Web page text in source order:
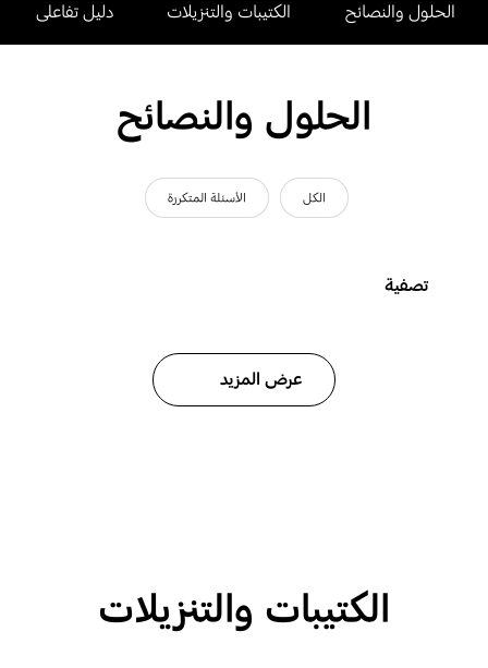
الحلول والنصائح الكتيبات والتنزيلات دليل تفاعلى
الحلول والنصائح
الكل الأسئلة المتكررة
تصفية
عرض المزيد
الكتيبات والتنزيلات